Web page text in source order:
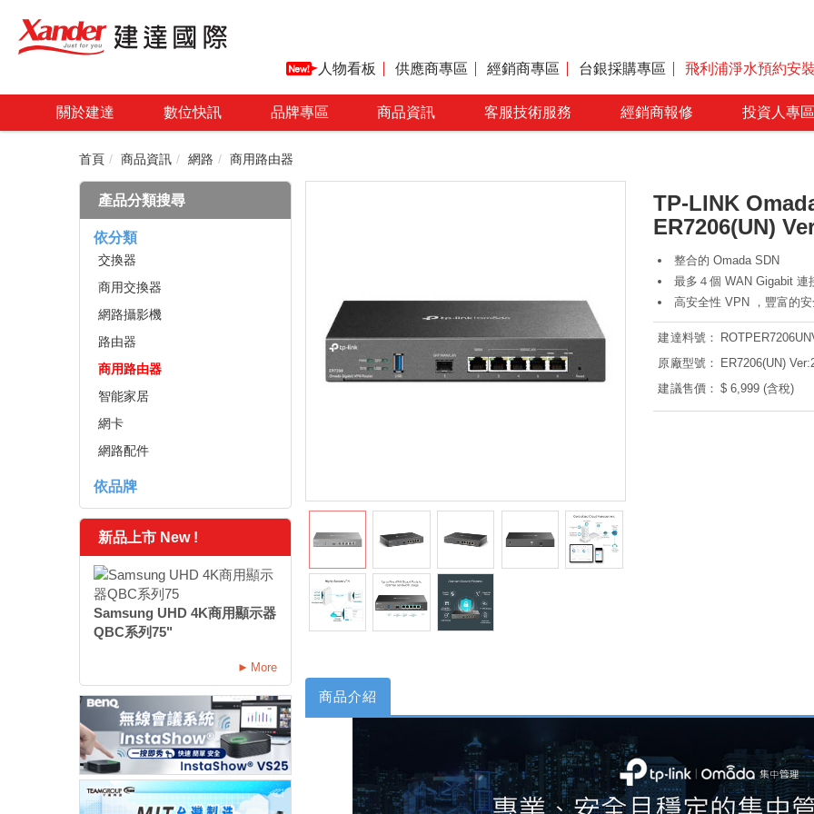
人物看板 供應商專區 經銷商專區 台銀採購專區 飛利浦淨水預約安
關於建達 數位快訊 品牌專區 商品資訊 客服技術服務 經銷商報修 投資人專區
首頁 商品資訊 網路 商用路由器
產品分類搜尋
依分類
交換器
商用交換器
網路攝影機
路由器
商用路由器
智能家居
網卡
網路配件
依品牌
新品上市 New !
Samsung UHD 4K商用顯示器
QBC系列75"
More
TP-LINK
ER7206(UN)
整合的 Omada SDN
最多４個 WAN Gigabit 連
高安全性 VPN ，豐富的
建達料號：
原廠型號：
ER7206(UN)
建議售價： $ 6,999 (含稅)
商品介紹